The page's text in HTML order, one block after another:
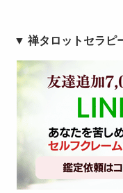
▼ 禅タロットセラピ